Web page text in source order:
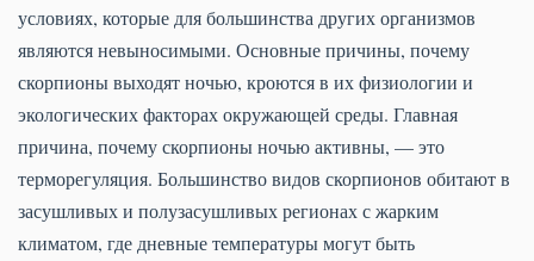
условиях, которые для большинства других организмов
являются невыносимыми. Основные причины, почему
скорпионы выходят ночью, кроются в их физиологии и
экологических факторах окружающей среды. Главная
причина, почему скорпионы ночью активны, — это
терморегуляция. Большинство видов скорпионов обитают в
засушливых и полузасушливых регионах с жарким
климатом, где дневные температуры могут быть